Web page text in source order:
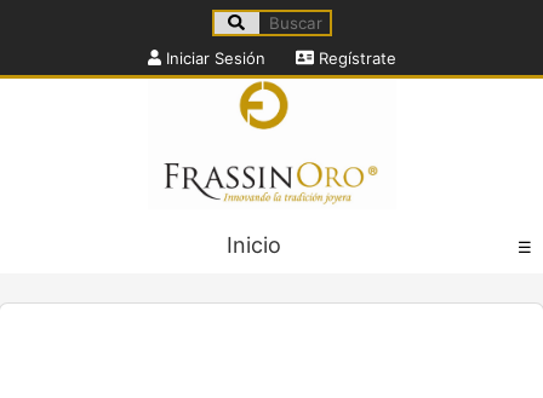
Iniciar Sesión Regístrate
Inicio ☰